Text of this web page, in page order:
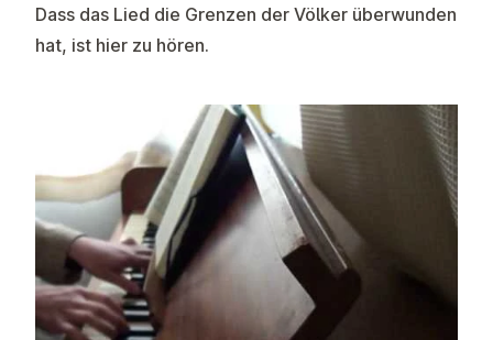
Dass das Lied die Grenzen der Völker überwunden
hat, ist hier zu hören.